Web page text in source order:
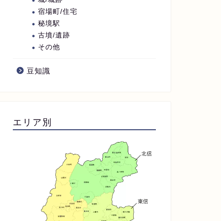
宿場町/住宅
秘境駅
古墳/遺跡
その他
豆知識
エリア別